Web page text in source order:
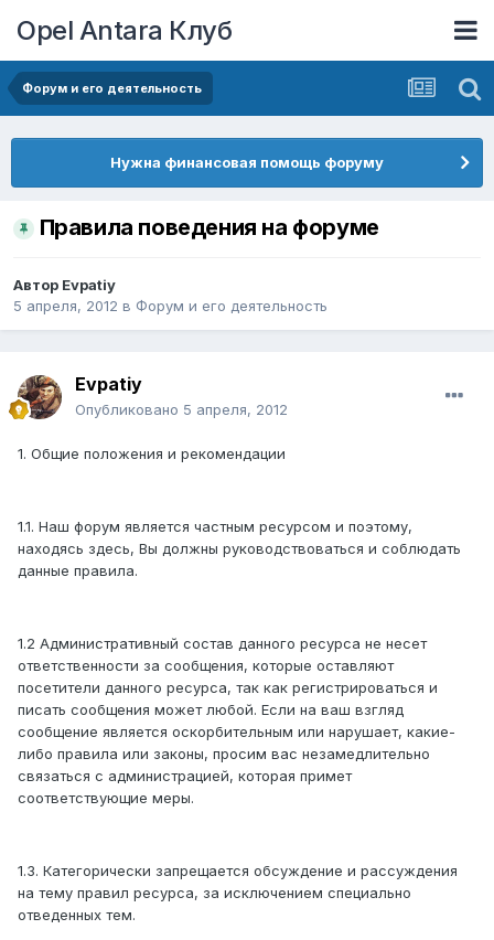
Opel Antara Клуб
Форум и его деятельность
Нужна финансовая помощь форуму
Правила поведения на форуме
Автор Evpatiy
5 апреля, 2012 в Форум и его деятельность
Evpatiy
Опубликовано 5 апреля, 2012
1. Общие положения и рекомендации
1.1. Наш форум является частным ресурсом и поэтому,
находясь здесь, Вы должны руководствоваться и соблюдать
данные правила.
1.2 Административный состав данного ресурса не несет
ответственности за сообщения, которые оставляют
посетители данного ресурса, так как регистрироваться и
писать сообщения может любой. Если на ваш взгляд
сообщение является оскорбительным или нарушает, какие-
либо правила или законы, просим вас незамедлительно
связаться с администрацией, которая примет
соответствующие меры.
1.3. Категорически запрещается обсуждение и рассуждения
на тему правил ресурса, за исключением специально
отведенных тем.